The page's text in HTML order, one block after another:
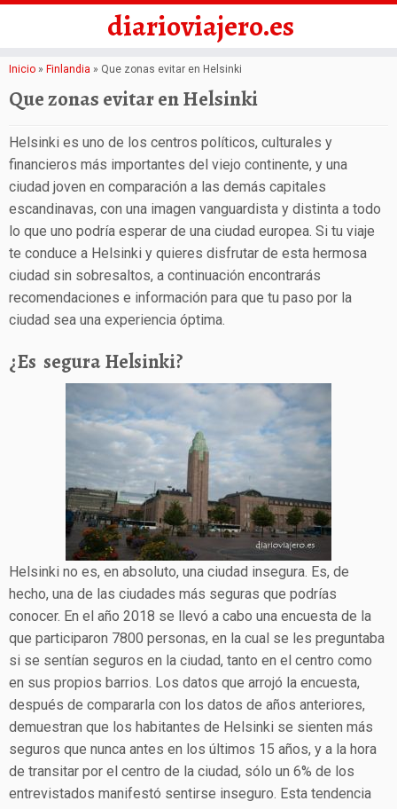
Saltar
contenido
diarioviajero.es
Inicio » Finlandia » Que zonas evitar en Helsinki
Que zonas evitar en Helsinki
Helsinki es uno de los centros políticos, culturales y
financieros más importantes del viejo continente, y una
ciudad joven en comparación a las demás capitales
escandinavas, con una imagen vanguardista y distinta a todo
lo que uno podría esperar de una ciudad europea. Si tu viaje
te conduce a Helsinki y quieres disfrutar de esta hermosa
ciudad sin sobresaltos, a continuación encontrarás
recomendaciones e información para que tu paso por la
ciudad sea una experiencia óptima.
¿Es segura Helsinki?
Helsinki no es, en absoluto, una ciudad insegura. Es, de
hecho, una de las ciudades más seguras que podrías
conocer. En el año 2018 se llevó a cabo una encuesta de la
que participaron 7800 personas, en la cual se les preguntaba
si se sentían seguros en la ciudad, tanto en el centro como
en sus propios barrios. Los datos que arrojó la encuesta,
después de compararla con los datos de años anteriores,
demuestran que los habitantes de Helsinki se sienten más
seguros que nunca antes en los últimos 15 años, y a la hora
de transitar por el centro de la ciudad, sólo un 6% de los
entrevistados manifestó sentirse inseguro. Esta tendencia